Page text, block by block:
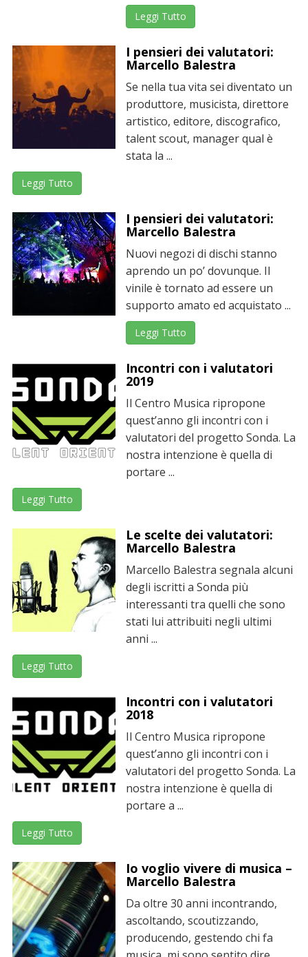
Leggi Tutto
I pensieri dei valutatori:
Marcello Balestra
Se nella tua vita sei diventato un
produttore, musicista, direttore
artistico, editore, discografico,
talent scout, manager qual è
stata la ...
Leggi Tutto
I pensieri dei valutatori:
Marcello Balestra
Nuovi negozi di dischi stanno
aprendo un po’ dovunque. Il
vinile è tornato ad essere un
supporto amato ed acquistato ...
Leggi Tutto
Incontri con i valutatori
2019
Il Centro Musica ripropone
quest’anno gli incontri con i
valutatori del progetto Sonda. La
nostra intenzione è quella di
portare ...
Leggi Tutto
Le scelte dei valutatori:
Marcello Balestra
Marcello Balestra segnala alcuni
degli iscritti a Sonda più
interessanti tra quelli che sono
stati lui attribuiti negli ultimi
anni ...
Leggi Tutto
Incontri con i valutatori
2018
Il Centro Musica ripropone
quest’anno gli incontri con i
valutatori del progetto Sonda. La
nostra intenzione è quella di
portare a ...
Leggi Tutto
Io voglio vivere di musica –
Marcello Balestra
Da oltre 30 anni incontrando,
ascoltando, scoutizzando,
producendo, gestendo chi fa